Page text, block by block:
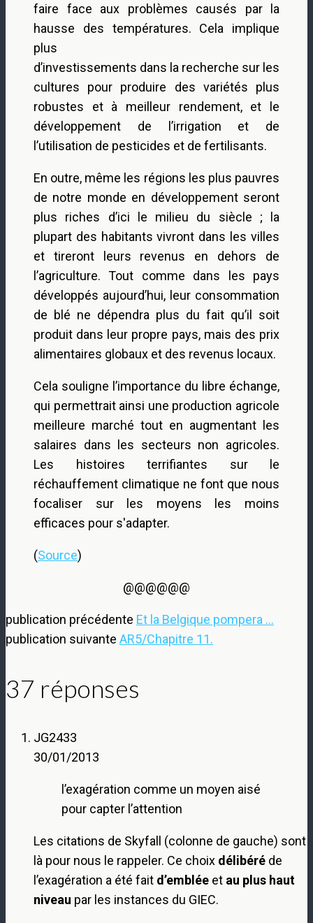
faire face aux problèmes causés par la
hausse des températures. Cela implique
plus
d’investissements dans la recherche sur les
cultures pour produire des variétés plus
robustes et à meilleur rendement, et le
développement de l’irrigation et de
l’utilisation de pesticides et de fertilisants.
En outre, même les régions les plus pauvres
de notre monde en développement seront
plus riches d’ici le milieu du siècle ; la
plupart des habitants vivront dans les villes
et tireront leurs revenus en dehors de
l’agriculture. Tout comme dans les pays
développés aujourd’hui, leur consommation
de blé ne dépendra plus du fait qu’il soit
produit dans leur propre pays, mais des prix
alimentaires globaux et des revenus locaux.
Cela souligne l’importance du libre échange,
qui permettrait ainsi une production agricole
meilleure marché tout en augmentant les
salaires dans les secteurs non agricoles.
Les histoires terrifiantes sur le
réchauffement climatique ne font que nous
focaliser sur les moyens les moins
efficaces pour s'adapter.
(Source)
@@@@@@
publication précédente Et la Belgique pompera ...
publication suivante AR5/Chapitre 11.
37 réponses
JG2433
30/01/2013
l’exagération comme un moyen aisé
pour capter l’attention
Les citations de Skyfall (colonne de gauche) sont
là pour nous le rappeler. Ce choix délibéré de
l’exagération a été fait d’emblée et au plus haut
niveau par les instances du GIEC.